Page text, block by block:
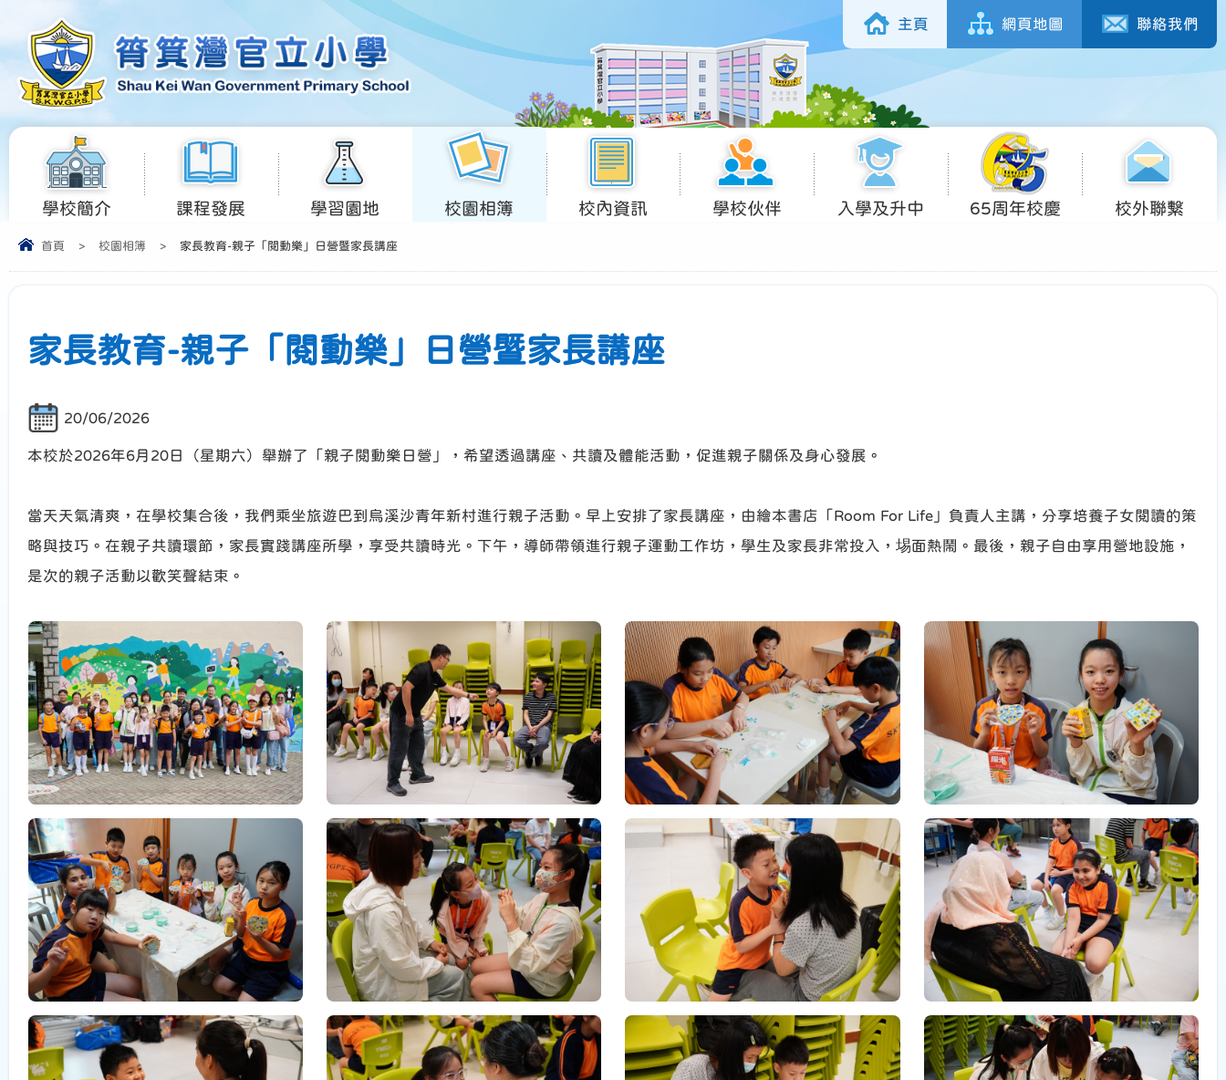
主頁 網頁地圖 聯絡我們
學校簡介 課程發展 學習園地 校園相簿 校內資訊 學校伙伴 入學及升中 65周年校慶 校外聯繫
首頁 > 校園相簿 > 家長教育-親子「閱動樂」日營暨家長講座
家長教育-親子「閱動樂」日營暨家長講座
20/06/2026
本校於2026年6月20日（星期六）舉辦了「親子閱動樂日營」，希望透過講座、共讀及體能活動，促進親子關係及身心發展。
當天天氣清爽，在學校集合後，我們乘坐旅遊巴到烏溪沙青年新村進行親子活動。早上安排了家長講座，由繪本書店「Room For Life」負責人主講，分享培養子女閱讀的策
略與技巧。在親子共讀環節，家長實踐講座所學，享受共讀時光。下午，導師帶領進行親子運動工作坊，學生及家長非常投入，埸面熱鬧。最後，親子自由享用營地設施，
是次的親子活動以歡笑聲結束。